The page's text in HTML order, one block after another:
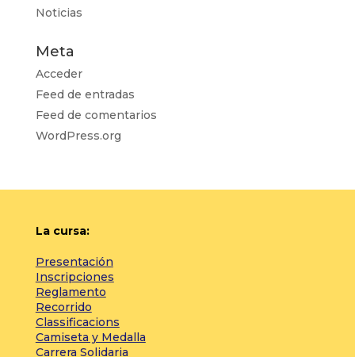
Noticias
Meta
Acceder
Feed de entradas
Feed de comentarios
WordPress.org
La cursa:
Presentación
Inscripciones
Reglamento
Recorrido
Classificacions
Camiseta y Medalla
Carrera Solidaria